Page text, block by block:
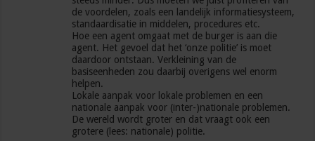
de voordelen, zoals een landelijk informatiesysteem,
standaardisatie in middelen, procedures etc.
Hoe een agent omgaat met de burger is aan die
agent. Het gevoel dat het ‘onze politie’ is moet
daardoor ontstaan. Verkleining van de
basiseenheden zou daarbij overigens wel enorm
helpen.
Lokale aanpak voor lokale problemen en een
nationale aanpak voor (inter-)nationale problemen.
De wereld wordt groter en dat vraagt ook een
grotere (lees: nationale) politie.